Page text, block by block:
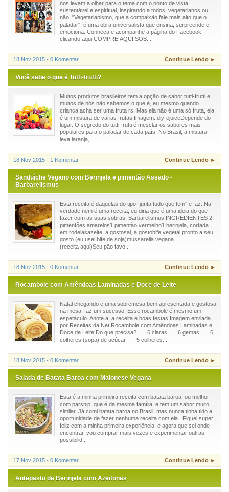
nos levam a olhar para o tema com o ponto de vista
sustentável e espiritual, inspirando a todos, vegetarianos ou
não. "Vegetarianismo, que a compaixão fale mais alto que o
paladar", é uma obra universalista que ensina, surpreende e
emociona. Conheça e acompanhe a página do Facebook
clicando aqui.COMPRE AQUI SOB...
18 Nov 2015 - 0 Komentar Continue Lendo ►
Você sabe o que é Tutti-frutti?
Muitos produtos brasileiros tem a opção de sabor tutti-frutti e
muitos de nós não sabemos o que é, eu mesmo quando
criança acha ser uma fruta rs. Mas ela não é uma só fruta, ela
é um mistura de várias frutas.Imagem: diy-ejuiceDepende do
lugar. O segredo do tutti-frutti é mesclar os sabores mais
populares para o paladar de cada país. No Brasil, a mistura
leva laranja, ...
18 Nov 2015 - 1 Komentar Continue Lendo ►
Sanduíche Vegano com Berinjela e pimentão Assado -
Barbarelismus
Esta receita é daquelas do tipo “junta tudo que tem” e faz. Na
verdade nem é uma receita, eu diria que é uma ideia do que
fazer com as suas sobras. Barbarelismus.INGREDIENTES 2
pimentões amarelos1 pimentão vermelho1 berinjela, cortada
em rodelasazeite, a gostosal, a gostobife vegetal pronto a seu
gosto (eu usei bife de soja)mussarella vegana
(receita aqui)Seu pão favo...
18 Nov 2015 - 0 Komentar Continue Lendo ►
Rocambole com Amêndoas Laminadas e Doce de Leite
Natal chegando e uma sobremesa bem apresentada e gostosa
na mesa, faz um sucesso! Esse rocambole é mesmo um
espetáculo. Anote aí a receita e boas festas!Imagem enviada
por Receitas da Net Rocambole com Amêndoas Laminadas e
Doce de Leite Do que precisa? 6 claras 6 gemas 6
colheres (sopa) de açúcar 5 colheres...
18 Nov 2015 - 0 Komentar Continue Lendo ►
Salada de Batata Baroa com Maionese Vegana
Esta é a minha primeira receita com batata baroa, ou melhor
com parsnip, que é da mesma família, e tem um sabor muito
similar. Já comi batata baroa no Brasil, mas nunca tinha tido a
oportunidade de fazer nenhuma receita com ela. Fiquei super
feliz com a minha primeira experiência, e agora que sei onde
encontrar, vou comprar mais vezes e experimentar outras
possibilid...
17 Nov 2015 - 0 Komentar Continue Lendo ►
Antepasto de Berinjela com Azeitonas